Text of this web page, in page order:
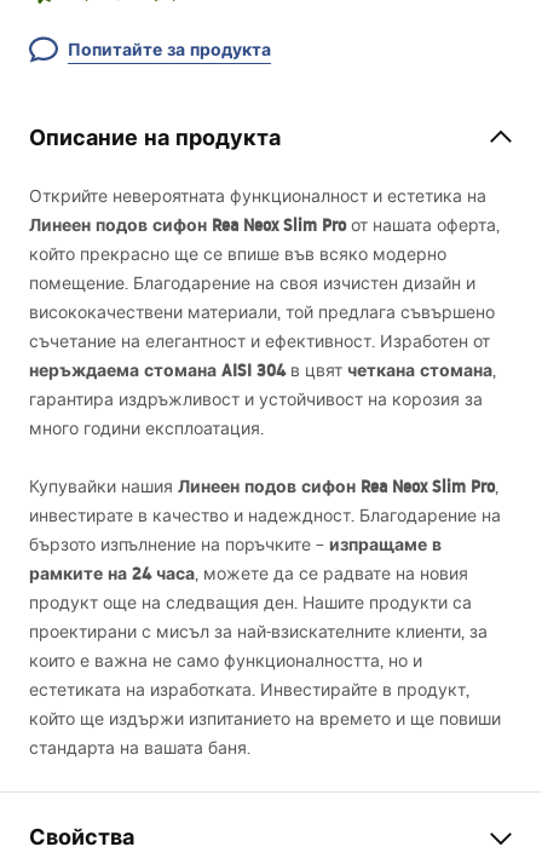
Попитайте за продукта
Описание на продукта
Открийте невероятната функционалност и естетика на
Линеен подов сифон Rea Neox Slim Proот нашата оферта,
който прекрасно ще се впише във всяко модерно
помещение. Благодарение на своя изчистен дизайн и
висококачествени материали, той предлага съвършено
съчетание на елегантност и ефективност. Изработен от
неръждаема стомана AISI 304в цвят четкана стомана,
гарантира издръжливост и устойчивост на корозия за
много години експлоатация.
Купувайки нашия Линеен подов сифон Rea Neox Slim Pro,
инвестирате в качество и надеждност. Благодарение на
бързото изпълнение на поръчките – изпращаме в
рамките на 24 часа, можете да се радвате на новия
продукт още на следващия ден. Нашите продукти са
проектирани с мисъл за най-взискателните клиенти, за
които е важна не само функционалността, но и
естетиката на изработката. Инвестирайте в продукт,
който ще издържи изпитанието на времето и ще повиши
стандарта на вашата баня.
Свойства